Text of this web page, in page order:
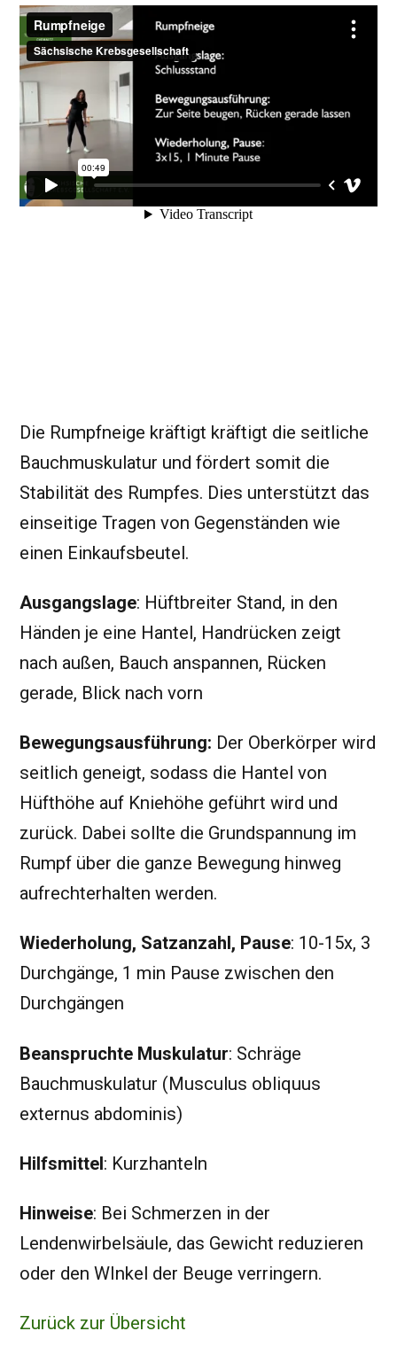
Die Rumpfneige kräftigt kräftigt die seitliche
Bauchmuskulatur und fördert somit die
Stabilität des Rumpfes. Dies unterstützt das
einseitige Tragen von Gegenständen wie
einen Einkaufsbeutel.
Ausgangslage: Hüftbreiter Stand, in den
Händen je eine Hantel, Handrücken zeigt
nach außen, Bauch anspannen, Rücken
gerade, Blick nach vorn
Bewegungsausführung: Der Oberkörper wird
seitlich geneigt, sodass die Hantel von
Hüfthöhe auf Kniehöhe geführt wird und
zurück. Dabei sollte die Grundspannung im
Rumpf über die ganze Bewegung hinweg
aufrechterhalten werden.
Wiederholung, Satzanzahl, Pause: 10-15x, 3
Durchgänge, 1 min Pause zwischen den
Durchgängen
Beanspruchte Muskulatur: Schräge
Bauchmuskulatur (Musculus obliquus
externus abdominis)
Hilfsmittel: Kurzhanteln
Hinweise: Bei Schmerzen in der
Lendenwirbelsäule, das Gewicht reduzieren
oder den WInkel der Beuge verringern.
Zurück zur Übersicht